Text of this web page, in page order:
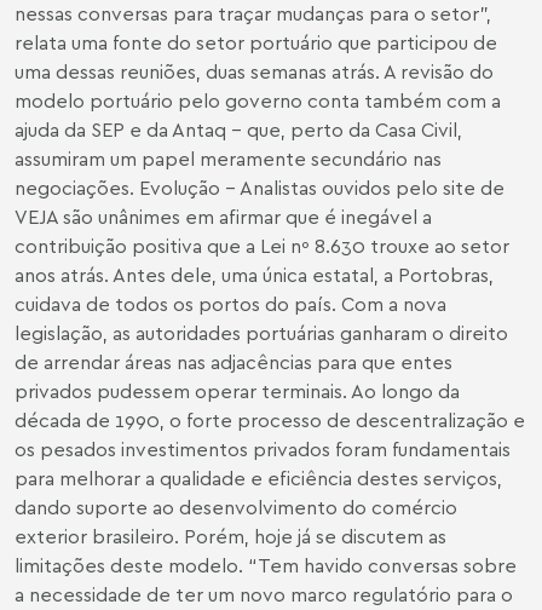
nessas conversas para traçar mudanças para o setor”,
relata uma fonte do setor portuário que participou de
uma dessas reuniões, duas semanas atrás. A revisão do
modelo portuário pelo governo conta também com a
ajuda da SEP e da Antaq – que, perto da Casa Civil,
assumiram um papel meramente secundário nas
negociações. Evolução – Analistas ouvidos pelo site de
VEJA são unânimes em afirmar que é inegável a
contribuição positiva que a Lei nº 8.630 trouxe ao setor
anos atrás. Antes dele, uma única estatal, a Portobras,
cuidava de todos os portos do país. Com a nova
legislação, as autoridades portuárias ganharam o direito
de arrendar áreas nas adjacências para que entes
privados pudessem operar terminais. Ao longo da
década de 1990, o forte processo de descentralização e
os pesados investimentos privados foram fundamentais
para melhorar a qualidade e eficiência destes serviços,
dando suporte ao desenvolvimento do comércio
exterior brasileiro. Porém, hoje já se discutem as
limitações deste modelo. “Tem havido conversas sobre
a necessidade de ter um novo marco regulatório para o